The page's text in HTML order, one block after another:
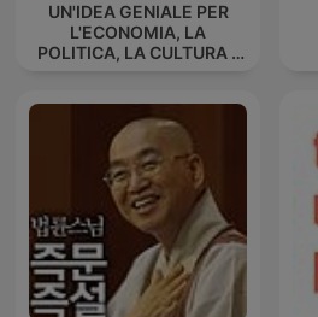
UN'IDEA GENIALE PER
L'ECONOMIA, LA
POLITICA, LA CULTURA -